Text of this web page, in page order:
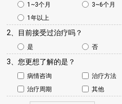
1~3个月 3~6个月
1年以上
2、目前接受过治疗吗？
是 否
3、您更想了解的是？
病情咨询 治疗方法
治疗周期
其他